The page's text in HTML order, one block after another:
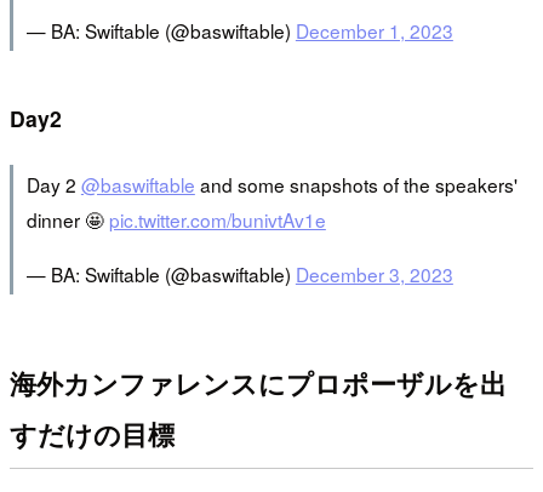
— BA: Swiftable (@baswiftable) December 1, 2023
Day2
Day 2 @baswiftable and some snapshots of the speakers'
dinner 🤩 pic.twitter.com/bunivtAv1e
— BA: Swiftable (@baswiftable) December 3, 2023
海外カンファレンスにプロポーザルを出
すだけの目標